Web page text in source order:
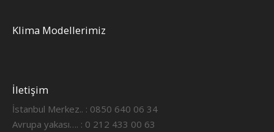
Klima Modellerimiz
İletişim
İstanbul Merkez.. : 0850 640 06 34
Avrupa yakası…. : 0 212 433 00 63